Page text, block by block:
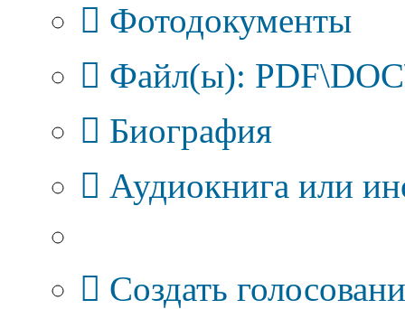
Фотодокументы
Файл(ы):
Биография
Аудиокнига или
Создать